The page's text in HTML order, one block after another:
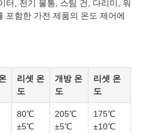
터, 전기 물통, 스팀 건, 다리미, 워
포함한 가전 제품의 온도 제어에
리셋 온
도
개방 온
도
리셋 온
도
80℃
±5℃
205℃
±5℃
175℃
±10℃